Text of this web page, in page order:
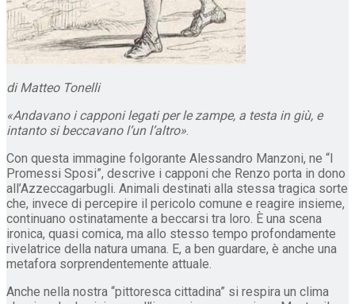
di Matteo Tonelli
«Andavano i capponi legati per le zampe, a testa in giù, e
intanto si beccavano l’un l’altro».
Con questa immagine folgorante Alessandro Manzoni, ne “I
Promessi Sposi”, descrive i capponi che Renzo porta in dono
all’Azzeccagarbugli. Animali destinati alla stessa tragica sorte
che, invece di percepire il pericolo comune e reagire insieme,
continuano ostinatamente a beccarsi tra loro. È una scena
ironica, quasi comica, ma allo stesso tempo profondamente
rivelatrice della natura umana. E, a ben guardare, è anche una
metafora sorprendentemente attuale.
Anche nella nostra “pittoresca cittadina” si respira un clima